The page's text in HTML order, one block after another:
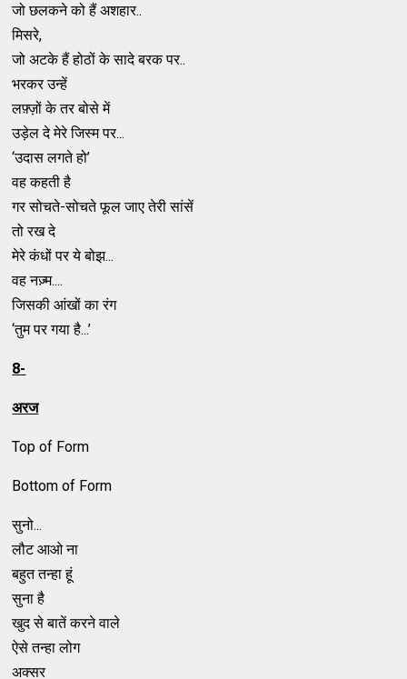
जो छलकने को हैं अशहार..
मिसरे,
जो अटके हैं होठों के सादे बरक पर..
भरकर उन्हें
लफ़्ज़ों के तर बोसे में
उड़ेल दे मेरे जिस्म पर...
‘उदास लगते हो’
वह कहती है
गर सोचते-सोचते फूल जाए तेरी सांसें
तो रख दे
मेरे कंधों पर ये बोझ...
वह नज़्म....
जिसकी आंखों का रंग
‘तुम पर गया है...’
8-
अरज
Top of Form
Bottom of Form
सुनो...
लौट आओ ना
बहुत तन्हा हूं
सुना है
खुद से बातें करने वाले
ऐसे तन्हा लोग
अक्सर